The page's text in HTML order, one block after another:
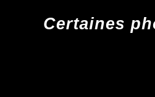
Certaines